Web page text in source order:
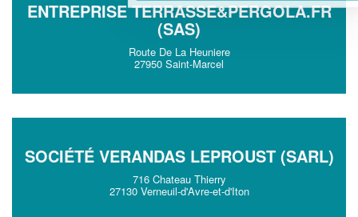
ENTREPRISE TERRASSE&PERGOLA.FR
(SAS)
Route De La Heuniere
27950 Saint-Marcel
SOCIÉTÉ VERANDAS LEPROUST (SARL)
716 Chateau Thierry
27130 Verneuil-d'Avre-et-d'Iton